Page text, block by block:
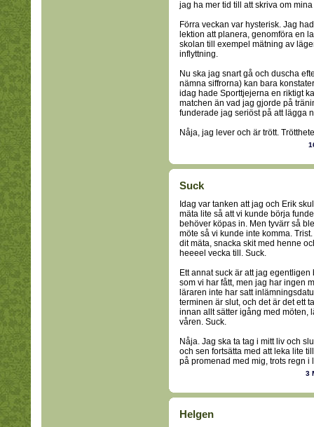
jag ha mer tid till att skriva om
Förra veckan var hysterisk. Jag
lektion att planera, genomföra en
skolan till exempel mätning av
inflyttning.
Nu ska jag snart gå och duscha
nämna siffrorna) kan bara
idag hade Sporttjejerna en riktigt
matchen än vad jag gjorde på
funderade jag seriöst på att lägga
Nåja, jag lever och är trött.
Suck
Idag var tanken att jag och Erik
mäta lite så att vi kunde börja
behöver köpas in. Men tyvärr så
möte så vi kunde inte komma.
dit mäta, snacka skit med henne
heeeel vecka till. Suck.
Ett annat suck är att jag
som vi har fått, men jag har ingen
läraren inte har satt
terminen är slut, och det är det ett
innan allt sätter igång med möten,
våren. Suck.
Nåja. Jag ska ta tag i mitt liv och
och sen fortsätta med att leka lite
på promenad med mig, trots regn i
3
Helgen